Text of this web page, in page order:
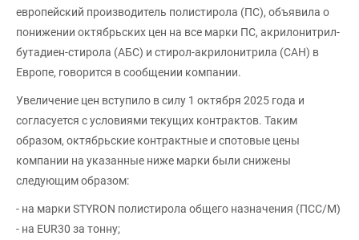
европейский производитель полистирола (ПС), объявила о
понижении октябрьских цен на все марки ПС, акрилонитрил-
бутадиен-стирола (АБС) и стирол-акрилонитрила (САН) в
Европе, говорится в сообщении компании.
Увеличение цен вступило в силу 1 октября 2025 года и
согласуется с условиями текущих контрактов. Таким
образом, октябрьские контрактные и спотовые цены
компании на указанные ниже марки были снижены
следующим образом:
- на марки STYRON полистирола общего назначения (ПСС/М)
- на EUR30 за тонну;